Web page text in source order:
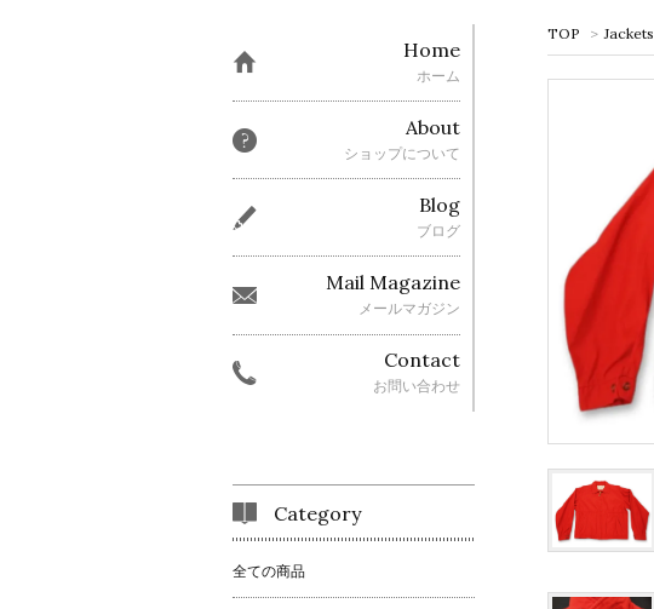
TOP > Jackets
Home
ホーム
About
ショップについて
Blog
ブログ
Mail Magazine
メールマガジン
Contact
お問い合わせ
Category
全ての商品